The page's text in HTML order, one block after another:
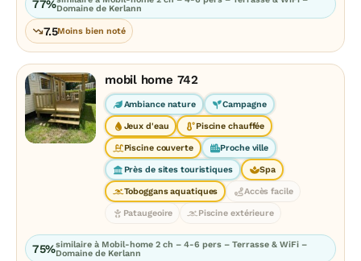
77%Domaine de Kerlann
7.5Moins bien noté
mobil home 742
Ambiance nature Campagne
Jeux d'eau Piscine chauffée
Piscine couverte Proche ville
Près de sites touristiques Spa
Toboggans aquatiques Accès facile
Pataugeoire Piscine extérieure
75%similaire à Mobil-home 2 ch – 4-6 pers – Terrasse & WiFi –
Domaine de Kerlann